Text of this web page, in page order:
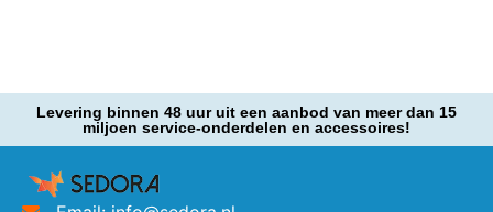
Levering binnen 48 uur uit een aanbod van meer dan 15
miljoen service-onderdelen en accessoires!